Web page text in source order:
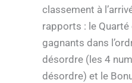
classement à
rapports : le Quarté
gagnants dans
désordre (les 4
désordre) et le